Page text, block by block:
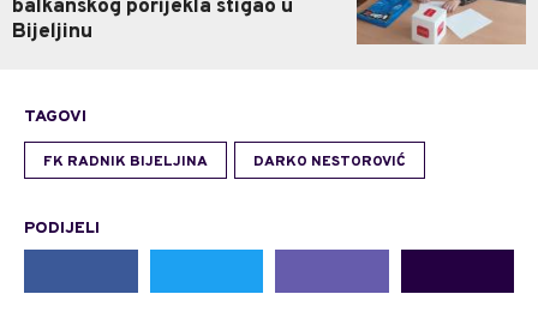
balkanskog porijekla stigao u
Bijeljinu
TAGOVI
FK RADNIK BIJELJINA DARKO NESTOROVIĆ
PODIJELI